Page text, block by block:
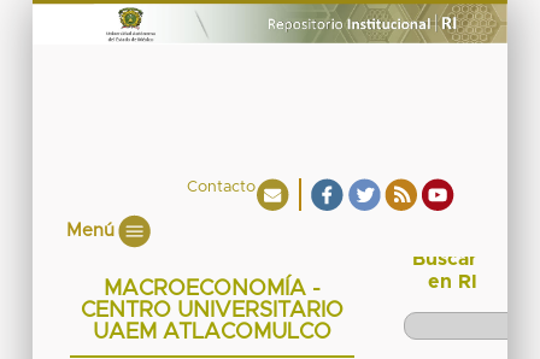
Contacto
Menú
MACROECONOMÍA -
CENTRO UNIVERSITARIO
UAEM ATLACOMULCO
Buscar
en RI